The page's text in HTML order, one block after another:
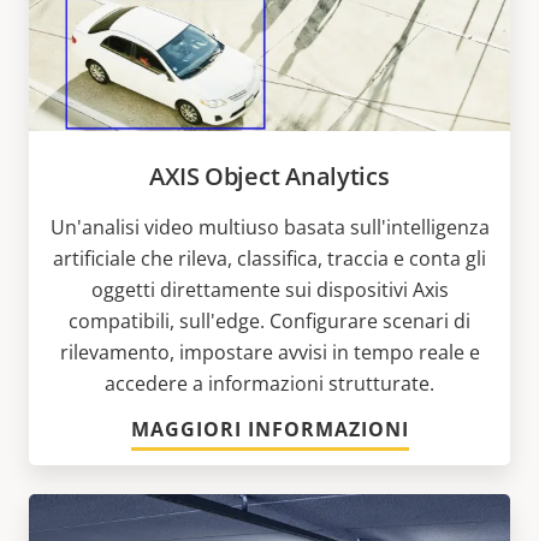
AXIS Object Analytics
Un'analisi video multiuso basata sull'intelligenza
artificiale che rileva, classifica, traccia e conta gli
oggetti direttamente sui dispositivi Axis
compatibili, sull'edge. Configurare scenari di
rilevamento, impostare avvisi in tempo reale e
accedere a informazioni strutturate.
MAGGIORI INFORMAZIONI